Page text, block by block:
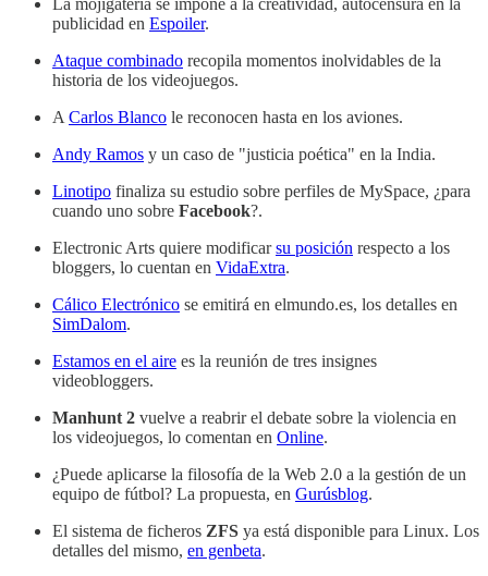
publicidad en Espoiler.
Ataque combinado recopila momentos inolvidables de la
historia de los videojuegos.
A Carlos Blanco le reconocen hasta en los aviones.
Andy Ramos y un caso de "justicia poética" en la India.
Linotipo finaliza su estudio sobre perfiles de MySpace, ¿para
cuando uno sobre Facebook?.
Electronic Arts quiere modificarsu posición respecto a los
bloggers, lo cuentan en VidaExtra.
Cálico Electrónico se emitirá en elmundo.es, los detalles en
SimDalom.
Estamos en el aire es la reunión de tres insignes
videobloggers.
Manhunt 2 vuelve a reabrir el debate sobre la violencia en
los videojuegos, lo comentan en Online.
¿Puede aplicarse la filosofía de la Web 2.0 a la gestión de un
equipo de fútbol? La propuesta, en Gurúsblog.
El sistema de ficheros ZFS ya está disponible para Linux. Los
detalles del mismo, en genbeta.